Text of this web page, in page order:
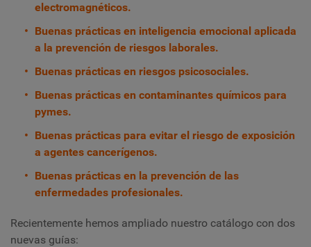
electromagnéticos.
Buenas prácticas en inteligencia emocional aplicada
a la prevención de riesgos laborales.
Buenas prácticas en riesgos psicosociales.
Buenas prácticas en contaminantes químicos para
pymes.
Buenas prácticas para evitar el riesgo de exposición
a agentes cancerígenos.
Buenas prácticas en la prevención de las
enfermedades profesionales.
Recientemente hemos ampliado nuestro catálogo con dos
nuevas guías: